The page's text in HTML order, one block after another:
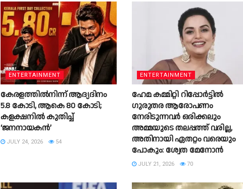
ENTERTAINMENT
കേരളത്തിൽനിന്ന് ആദ്യദിനം
5.8 കോടി, ആകെ 80 കോടി;
കളക്ഷനിൽ കുതിച്ച്
‘ജനനായകൻ’
JULY 24, 2026 54
ENTERTAINMENT
ഹേമ കമ്മിറ്റി റിപ്പോര്‍ട്ടില്‍
ഗുരുതര ആരോപണം
നേരിടുന്നവര്‍ ഒരിക്കലും
അമ്മയുടെ തലപ്പത്ത് വരില്ല,
അതിനായി ഏതറ്റം വരെയും
പോകും: ശ്വേത മേനോന്‍
JULY 21, 2026 70